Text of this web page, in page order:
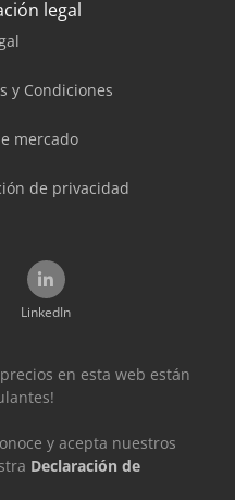
legal
y Condiciones
mercado
de privacidad
LinkedIn
en esta web están
y acepta nuestros
Declaración de